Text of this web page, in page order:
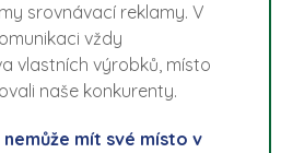
srovnávací reklamy. V
vždy
vlastních výrobků, místo
naše konkurenty.
mít své místo v